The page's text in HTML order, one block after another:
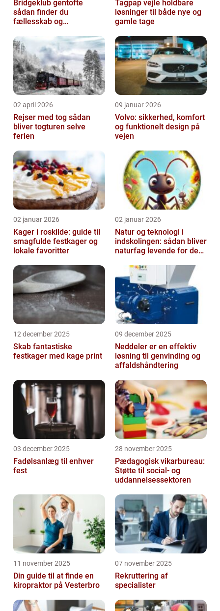
Bridgeklub gentofte
sådan finder du
fællesskab og
Tagpap vejle holdbare
løsninger til både nye og
gamle tage
02 april 2026
Rejser med tog sådan
bliver togturen selve
ferien
09 januar 2026
Volvo: sikkerhed, komfort
og funktionelt design på
vejen
02 januar 2026
Kager i roskilde: guide til
smagfulde festkager og
lokale favoritter
02 januar 2026
Natur og teknologi i
indskolingen: sådan bliver
naturfag levende for de
12 december 2025
Skab fantastiske
festkager med kage print
09 december 2025
Neddeler er en effektiv
løsning til genvinding og
affaldshåndtering
03 december 2025
Fadølsanlæg til enhver
fest
28 november 2025
Pædagogisk vikarbureau:
Støtte til social- og
uddannelsessektoren
11 november 2025
Din guide til at finde en
kiropraktor på Vesterbro
07 november 2025
Rekruttering af
specialister